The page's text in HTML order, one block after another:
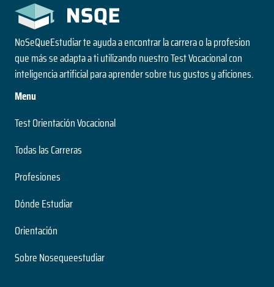
NoSeQueEstudiar te ayuda a encontrar la carrera o la profesion
que más se adapta a ti utilizando nuestro Test Vocacional con
inteligencia artificial para aprender sobre tus gustos y aficiones.
Menu
Test Orientación Vocacional
Todas las Carreras
Profesiones
Dónde Estudiar
Orientación
Sobre Nosequeestudiar